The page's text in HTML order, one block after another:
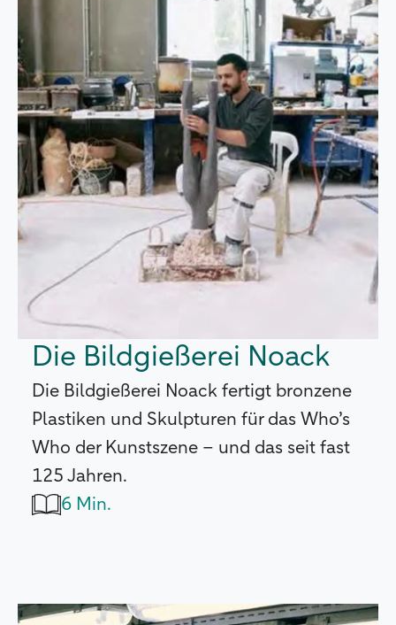
Die Bildgießerei Noack
Die Bildgießerei Noack fertigt bronzene
Plastiken und Skulpturen für das Who’s
Who der Kunstszene – und das seit fast
125 Jahren.
6 Min.